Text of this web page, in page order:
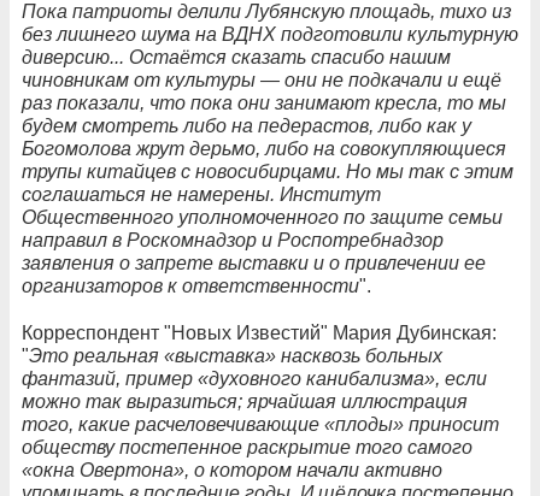
Пока патриоты делили Лубянскую площадь, тихо из
без лишнего шума на ВДНХ подготовили культурную
диверсию... Остаётся сказать спасибо нашим
чиновникам от культуры — они не подкачали и ещё
раз показали, что пока они занимают кресла, то мы
будем смотреть либо на педерастов, либо как у
Богомолова жрут дерьмо, либо на совокупляющиеся
трупы китайцев с новосибирцами. Но мы так с этим
соглашаться не намерены. Институт
Общественного уполномоченного по защите семьи
направил в Роскомнадзор и Роспотребнадзор
заявления о запрете выставки и о привлечении ее
организаторов к ответственности".
Корреспондент "Новых Известий" Мария Дубинская:
"Это реальная «выставка» насквозь больных
фантазий, пример «духовного канибализма», если
можно так выразиться; ярчайшая иллюстрация
того, какие расчеловечивающие «плоды» приносит
обществу постепенное раскрытие того самого
«окна Овертона», о котором начали активно